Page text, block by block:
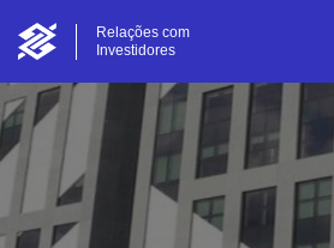
Relações com
Investidores